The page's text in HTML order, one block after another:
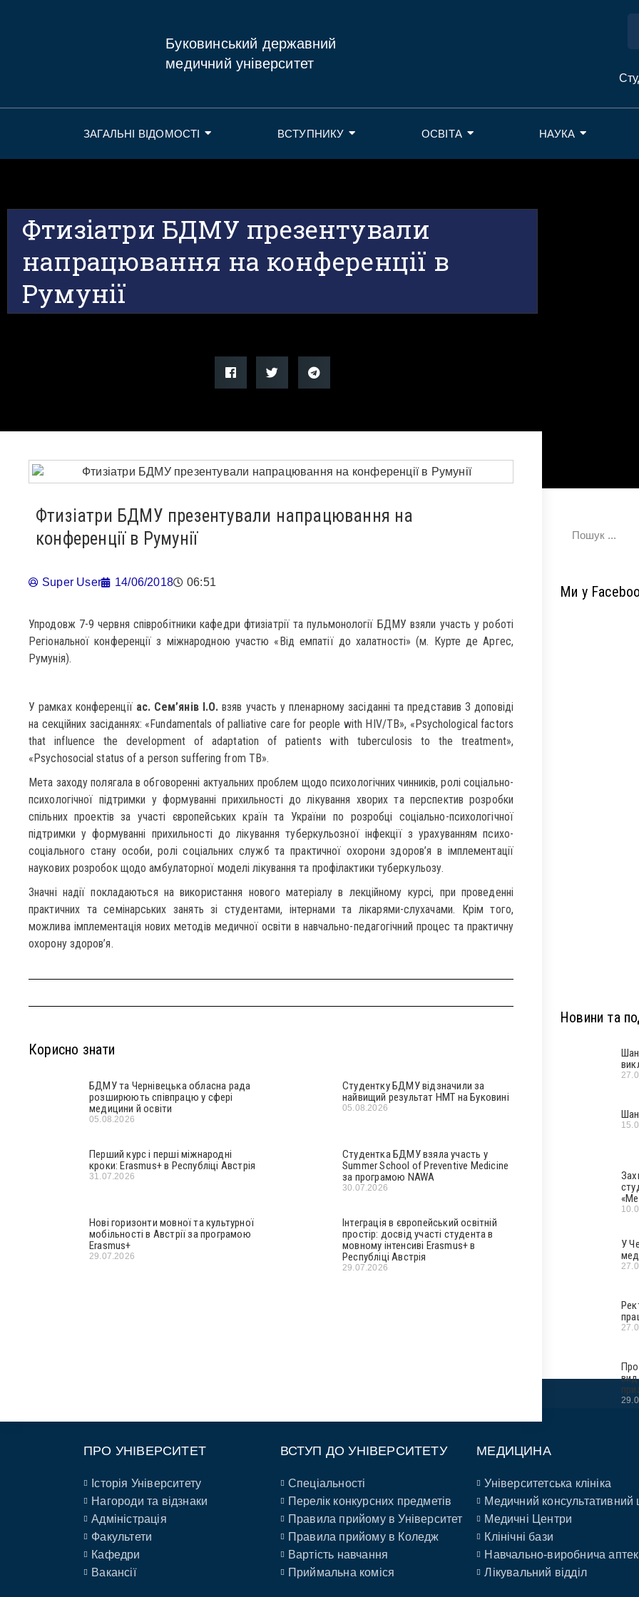
Буковинський державний
медичний університет
ЗАГАЛЬНІ ВІДОМОСТІ ВСТУПНИКУ ОСВІТА НАУКА
Фтизіатри БДМУ презентували
напрацювання на конференції в
Румунії
Фтизіатри БДМУ презентували напрацювання на
конференції в Румунії
Super User 14/06/2018 06:51
Упродовж 7-9 червня співробітники кафедри фтизіатрії та пульмонології БДМУ взяли участь у роботі
Регіональної конференції з міжнародною участю «Від емпатії до халатності» (м. Курте де Аргес,
Румунія).
У рамках конференції ас. Сем’янів І.О. взяв участь у пленарному засіданні та представив 3 доповіді
на секційних засіданнях: «Fundamentals of palliative care for people with HIV/TB», «Psychological factors
that influence the development of adaptation of patients with tuberculosis to the treatment»,
«Psychosocial status of a person suffering from TB».
Мета заходу полягала в обговоренні актуальних проблем щодо психологічних чинників, ролі соціально-
психологічної підтримки у формуванні прихильності до лікування хворих та перспектив розробки
спільних проектів за участі європейських країн та України по розробці соціально-психологічної
підтримки у формуванні прихильності до лікування туберкульозної інфекції з урахуванням психо-
соціального стану особи, ролі соціальних служб та практичної охорони здоров’я в імплементації
наукових розробок щодо амбулаторної моделі лікування та профілактики туберкульозу.
Значні надії покладаються на використання нового матеріалу в лекційному курсі, при проведенні
практичних та семінарських занять зі студентами, інтернами та лікарями-слухачами. Крім того,
можлива імплементація нових методів медичної освіти в навчально-педагогічний процес та практичну
охорону здоров’я.
Корисно знати
БДМУ та Чернівецька обласна рада
розширюють співпрацю у сфері
медицини й освіти
05.08.2026
Студентку БДМУ відзначили за
найвищий результат НМТ на Буковині
05.08.2026
Перший курс і перші міжнародні
кроки: Erasmus+ в Республіці Австрія
31.07.2026
Студентка БДМУ взяла участь у
Summer School of Preventive Medicine
за програмою NAWA
30.07.2026
Нові горизонти мовної та культурної
мобільності в Австрії за програмою
Erasmus+
29.07.2026
Інтеграція в європейський освітній
простір: досвід участі студента в
мовному інтенсиві Erasmus+ в
Республіці Австрія
29.07.2026
Ми у
Новини та
У
ПРО УНІВЕРСИТЕТ
Історія Університету
Нагороди та відзнаки
Адміністрація
Факультети
Кафедри
Вакансії
ВСТУП ДО УНІВЕРСИТЕТУ
Спеціальності
Перелік конкурсних предметів
Правила прийому в Університет
Правила прийому в Коледж
Вартість навчання
Приймальна коміся
МЕДИЦИНА
Університетська клініка
Медичний консультативний
Медичні Центри
Клінічні бази
Навчально-виробнича
Лікувальний відділ